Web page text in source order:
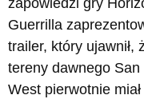
zapowiedzi gry
Guerrilla
trailer, który ujawnił,
tereny dawnego
West pierwotnie